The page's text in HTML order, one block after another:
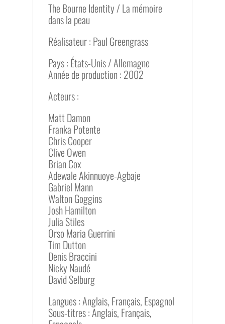
The Bourne Identity / La mémoire
dans la peau
Réalisateur : Paul Greengrass
Pays : États-Unis / Allemagne
Année de production : 2002
Acteurs :
Matt Damon
Franka Potente
Chris Cooper
Clive Owen
Brian Cox
Adewale Akinnuoye-Agbaje
Gabriel Mann
Walton Goggins
Josh Hamilton
Julia Stiles
Orso Maria Guerrini
Tim Dutton
Denis Braccini
Nicky Naudé
David Selburg
Langues : Anglais, Français, Espagnol
Sous-titres : Anglais, Français,